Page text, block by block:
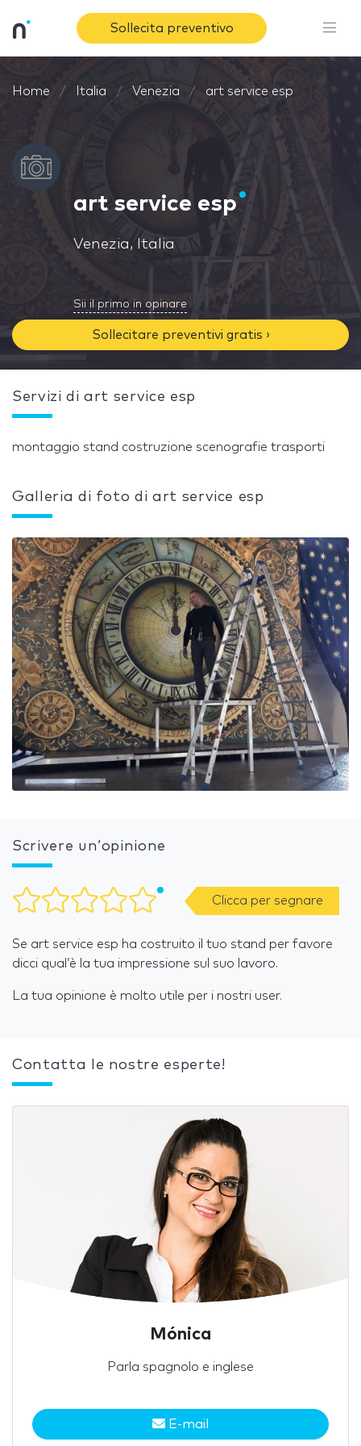
Sollecita preventivo
Home Italia Venezia art service esp
art service esp
Venezia, Italia
Sii il primo in opinare
Sollecitare preventivi gratis ›
Servizi di art service esp
montaggio stand costruzione scenografie trasporti
Galleria di foto di art service esp
Scrivere un’opinione
Clicca per segnare
Se art service esp ha costruito il tuo stand per favore
dicci qual’è la tua impressione sul suo lavoro.
La tua opinione è molto utile per i nostri user.
Contatta le nostre esperte!
Mónica
Parla spagnolo e inglese
E-mail